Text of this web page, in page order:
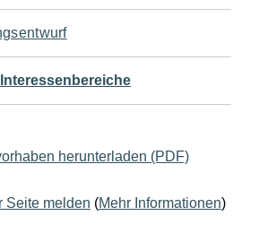
herunterladen (PDF)
Seite melden (Mehr Informationen)